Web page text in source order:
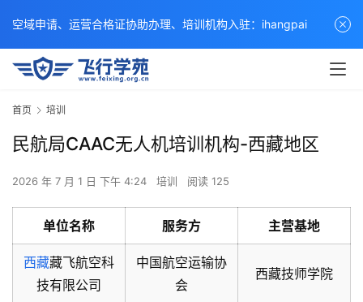
首页 培训
民航局CAAC无人机培训机构-西藏地区
2026 年 7 月 1 日 下午 4:24 培训 阅读 125
单位名称 服务方 主营基地
西藏藏飞航空科
技有限公司
中国航空运输协
会
西藏技师学院
空域申请、运营合格证协助办理、培训机构入驻：ihangpai